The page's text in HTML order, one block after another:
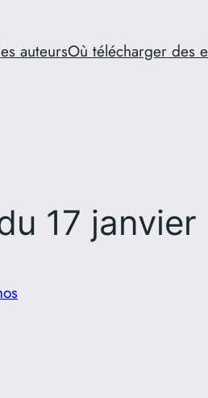
auteursOù télécharger des
17 janvier